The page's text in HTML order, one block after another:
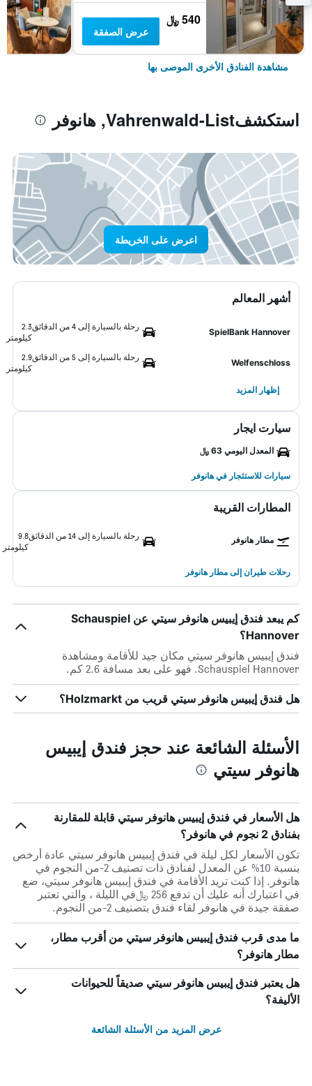
540 ﷼
عرض الصفقة
مشاهدة الفنادق الأخرى الموصى بها
استكشفVahrenwald-List, هانوفر
اعرض على الخريطة
أشهر المعالم
SpielBank Hannover
رحلة بالسيارة إلى 4 من الدقائق
2.3
كيلومتر
Welfenschloss
رحلة بالسيارة إلى 5 من الدقائق
2.9
كيلومتر
إظهار المزيد
سيارت ايجار
المعدل اليومي 63 ﷼
سيارات للاستئجار في هانوفر
المطارات القريبة
مطار هانوفر رحلة بالسيارة إلى 14 من الدقائق
9.8
كيلومتر
رحلات طيران إلى مطار هانوفر
كم يبعد فندق إيبيس هانوفر سيتي عن Schauspiel
Hannover؟
فندق إيبيس هانوفر سيتي مكان جيد للأقامة ومشاهدة
Schauspiel Hannover. فهو على بعد مسافة 2.6 كم.
هل فندق إيبيس هانوفر سيتي قريب من Holzmarkt؟
الأسئلة الشائعة عند حجز فندق إيبيس
هانوفر سيتي
هل الأسعار في فندق إيبيس هانوفر سيتي قابلة للمقارنة
بفنادق 2 نجوم في هانوفر؟
تكون الأسعار لكل ليلة في فندق إيبيس هانوفر سيتي عادة أرخص
بنسبة 10% عن المعدل لفنادق ذات تصنيف 2-من النجوم في
هانوفر. إذا كنت تريد الأقامة في فندق إيبيس هانوفر سيتي، ضع
في اعتبارك أنه عليك أن تدفع 256 ﷼في الليلة ، والتي تعتبر
صفقة جيدة في هانوفر لقاء فندق بتصنيف 2-من النجوم.
ما مدى قرب فندق إيبيس هانوفر سيتي من أقرب مطار،
مطار هانوفر؟
هل يعتبر فندق إيبيس هانوفر سيتي صديقاً للحيوانات
الأليفة؟
عرض المزيد من الأسئلة الشائعة